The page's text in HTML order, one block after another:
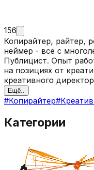
156
Копирайтер, райтер,
неймер - все с
Публицист. Опыт работы в рекламных агентствах
на позициях от
креативного
заказы на тексты
авторский телеграм-
Ещё..
#Копирайтер#
Категории